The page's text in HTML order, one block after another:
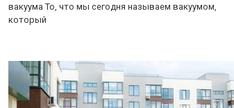
вакуума То, что мы сегодня называем вакуумом,
который